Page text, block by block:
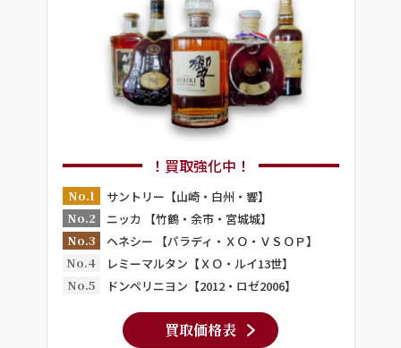
！買取強化中！
No.1
サントリー【山崎・白州・響】
No.2
ニッカ 【竹鶴・余市・宮城城】
No.3
ヘネシー 【パラディ・ＸＯ・ＶＳＯＰ】
No.4
レミーマルタン【ＸＯ・ルイ13世】
No.5
ドンペリニヨン【2012・ロゼ2006】
買取価格表